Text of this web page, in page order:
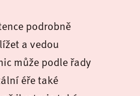
podrobně
a vedou
může podle řady
éře také